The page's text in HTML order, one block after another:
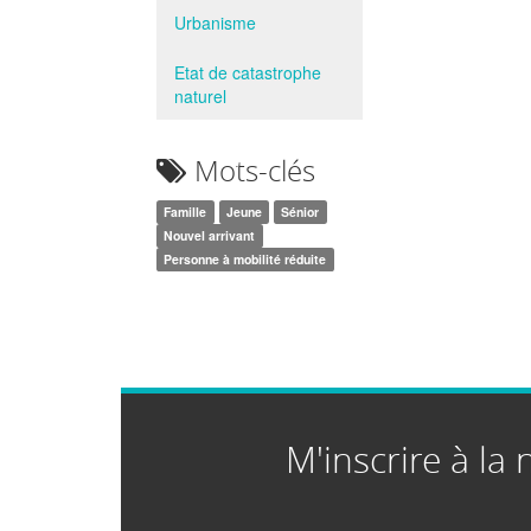
Urbanisme
Etat de catastrophe
naturel
Mots-clés
Famille Jeune
Sénior
Nouvel arrivant
Personne à mobilité réduite
M'inscrire à la